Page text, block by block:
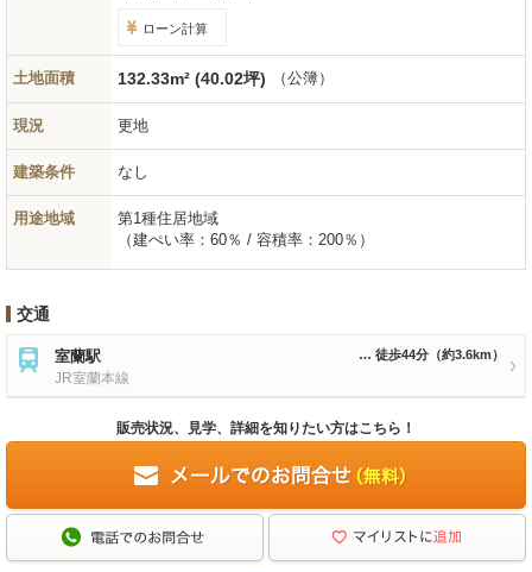
ローン計算
土地面積 132.33m² (40.02坪) （公簿）
現況 更地
建築条件 なし
用途地域
第1種住居地域
（建ぺい率：60％ / 容積率：200％）
交通
室蘭駅
JR室蘭本線
徒歩44分 （約3.6km）
販売状況、見学、詳細を知りたい方はこちら！